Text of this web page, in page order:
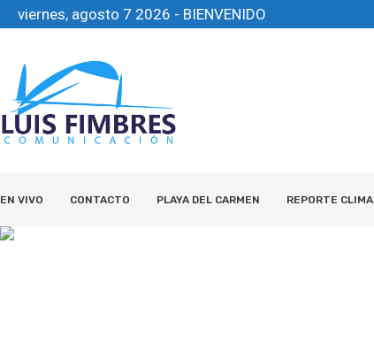
viernes, agosto 7 2026 - BIENVENIDO
EN VIVO CONTACTO PLAYA DEL CARMEN REPORTE CLIMA